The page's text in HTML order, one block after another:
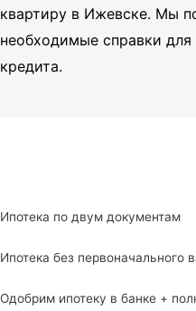
квартиру в Ижевске. Мы
необходимые справки для
кредита.
Ипотека по двум документам
Ипотека без первоначального
Одобрим ипотеку в банке +